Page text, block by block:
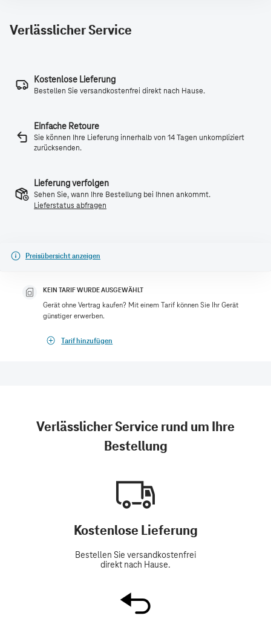
Verlässlicher Service
Kostenlose Lieferung
Bestellen Sie versandkostenfrei direkt nach Hause.
Einfache Retoure
Sie können Ihre Lieferung innerhalb von 14 Tagen unkompliziert
zurücksenden.
Lieferung verfolgen
Sehen Sie, wann Ihre Bestellung bei Ihnen ankommt.
Lieferstatus abfragen
Preisübersicht anzeigen
KEIN TARIF WURDE AUSGEWÄHLT
Gerät ohne Vertrag kaufen? Mit einem Tarif können Sie Ihr Gerät
günstiger erwerben.
Tarif hinzufügen